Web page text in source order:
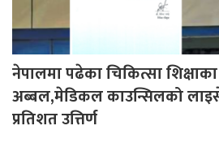
नेपालमा पढेका चिकित्सा शिक्षाका
अब्बल,मेडिकल काउन्सिलको
प्रतिशत उत्तिर्ण